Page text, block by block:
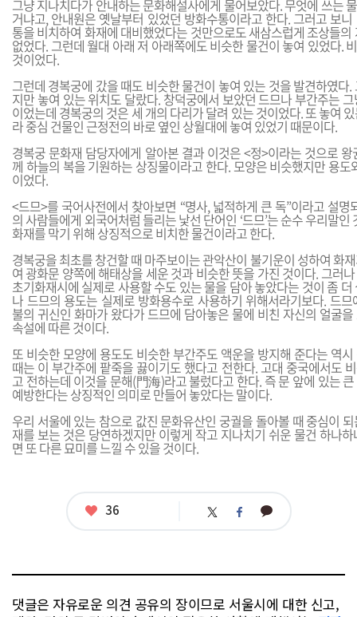
그냥 지나치다가 안내하는 문화해설사에게 물어보았다. 무엇에 쓰는
거냐고, 안내원은 옛날부터 있었던 방화수통이라고 한다. 그러고 보
통을 비치하여 화재에 대비했었다는 것만으로도 새삼스럽게 조상들
없었다. 그런데 월대 아래 저 아래쪽에도 비슷한 물건이 놓여 있었다.
것이었다.
그런데 경복궁에 갔을 때도 비슷한 물건이 놓여 있는 것을 발견하였다
지만 놓여 있는 위치도 달랐다. 창덕궁에서 보았던 드므나 부간주는
이었는데 경복궁의 것은 세 개의 다리가 달려 있는 것이었다. 또 놓여
라 중심 건물인 근정전의 바로 옆인 상월대에 놓여 있었기 때문이다.
경복궁 문화재 담당자에게 알아본 결과 이것은 <정>이라는 것으로
께 하늘의 복을 기원하는 상징물이라고 한다. 모양은 비슷했지만 용
이었다.
<드므>를 국어사전에서 찾아보면 “명사, 넓적하게 큰 독”이라고 설명
의 사람들에게 외국어처럼 들리는 낯선 단어인 ‘드므’는 순수 우리말
화재를 막기 위해 상징적으로 비치한 물건이라고 한다.
경복궁을 최초를 창건할 때 마주보이는 관악산이 불기운이 성하여 화
여 광화문 양쪽에 해태상을 세운 것과 비슷한 뜻을 가진 것이다. 그러
초기화재시에 실제로 사용할 수도 있는 물을 담아 놓았다는 것이 좀
나 드므의 용도는 실제로 방화용수로 사용하기 위해서라기보다. 드
불의 귀신인 화마가 왔다가 드므에 담아놓은 물에 비친 자신의 얼굴
속설에 따른 것이다.
또 비슷한 모양에 용도도 비슷한 부간주도 액운을 방지해 준다는 역
때는 이 부간주에 팥죽을 끓이기도 했다고 전한다. 고대 중국에서도
고 전하는데 이것을 문해(門海)라고 불렀다고 한다. 즉 문 앞에 있는
예방한다는 상징적인 의미로 만들어 놓았다는 말이다.
우리 서울에 있는 참으로 값진 문화유산인 궁궐을 돌아볼 때 중심이
재를 보는 것은 당연하겠지만 이렇게 작고 지나치기 쉬운 물건 하나
면 또 다른 묘미를 느낄 수 있을 것이다.
좋
36 트 페 카
댓글은 자유로운 의견 공유의 장이므로 서울시에 대한 신고,